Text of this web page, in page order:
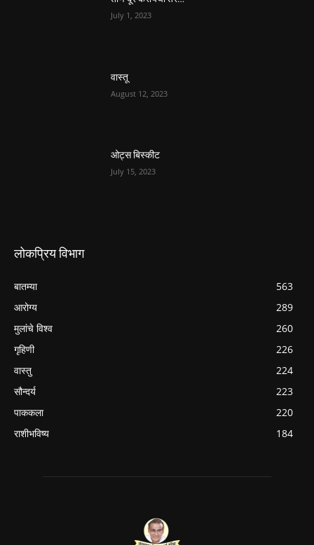
July 1, 2023
वास्तू
August 12, 2023
ओट्स बिस्कीट
July 15, 2023
लोकप्रिय विभाग
बातम्या
563
आरोग्य
289
मुलांचे विश्व
260
गृहिणी
226
वास्तु
224
सौन्दर्य
223
पाककला
220
राशीभविष्य
184